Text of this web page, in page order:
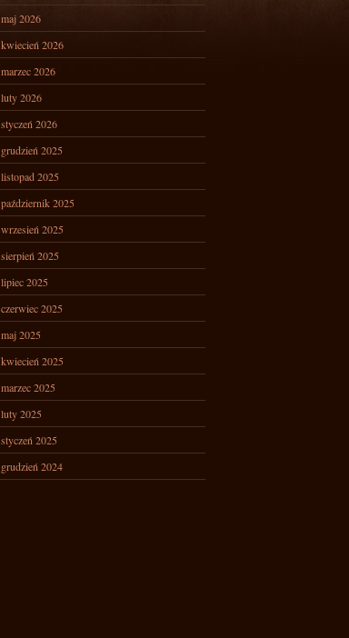
maj 2026
kwiecień 2026
marzec 2026
luty 2026
styczeń 2026
grudzień 2025
listopad 2025
październik 2025
wrzesień 2025
sierpień 2025
lipiec 2025
czerwiec 2025
maj 2025
kwiecień 2025
marzec 2025
luty 2025
styczeń 2025
grudzień 2024